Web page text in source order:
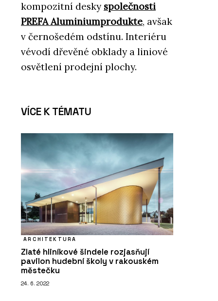
kompozitní desky společnosti
PREFA Aluminiumprodukte, avšak
v černošedém odstínu. Interiéru
vévodí dřevěné obklady a liniové
osvětlení prodejní plochy.
VÍCE K TÉMATU
ARCHITEKTURA
Zlaté hliníkové šindele rozjasňují
pavilon hudební školy v rakouském
městečku
24. 6. 2022